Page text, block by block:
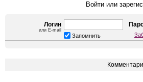
Войти или
Логин
или E-mail
Запомнить